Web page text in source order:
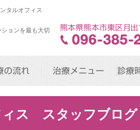
タルオフィス
ョンを最も大切
の流れ 治療メニュー 診療
ィス スタッフブログ